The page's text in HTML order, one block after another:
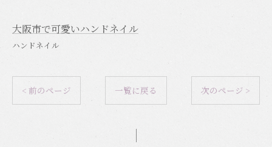
大阪市で可愛いハンドネイル
ハンドネイル
< 前のページ 一覧に戻る 次のページ >